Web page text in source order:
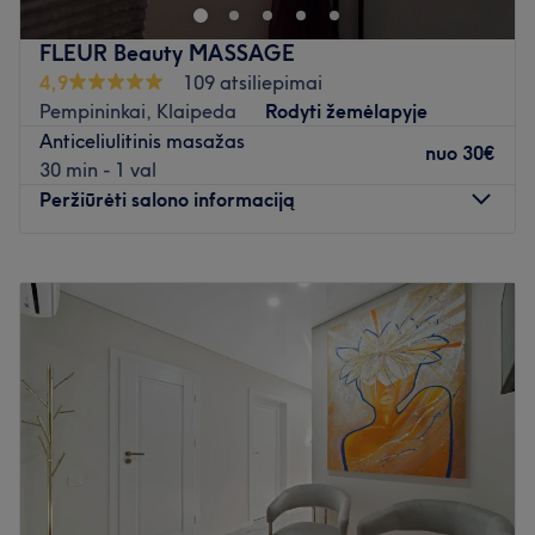
Atidaryti salono profilį
FLEUR Beauty MASSAGE
4,9
109 atsiliepimai
Pempininkai, Klaipeda
Rodyti žemėlapyje
Anticeliulitinis masažas
30 min - 1 val
nuo 30€
Peržiūrėti salono informaciją
Antradienis
10:00–21:00
Trečiadienis
10:00–21:00
10:00–21:30
Penktadienis
10:00–22:00
Šeštadienis
10:00–22:00
10:00–22:00
Dmitrijaus masažo terapija – palepink save,
atsipalaiduok ir pamiršk skausmą bei stresą.